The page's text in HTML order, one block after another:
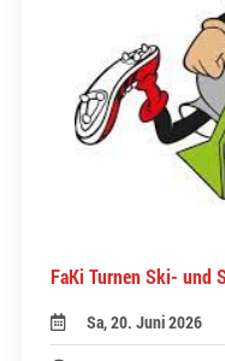
FaKi Turnen Ski- und
Sa, 20. Juni 2026